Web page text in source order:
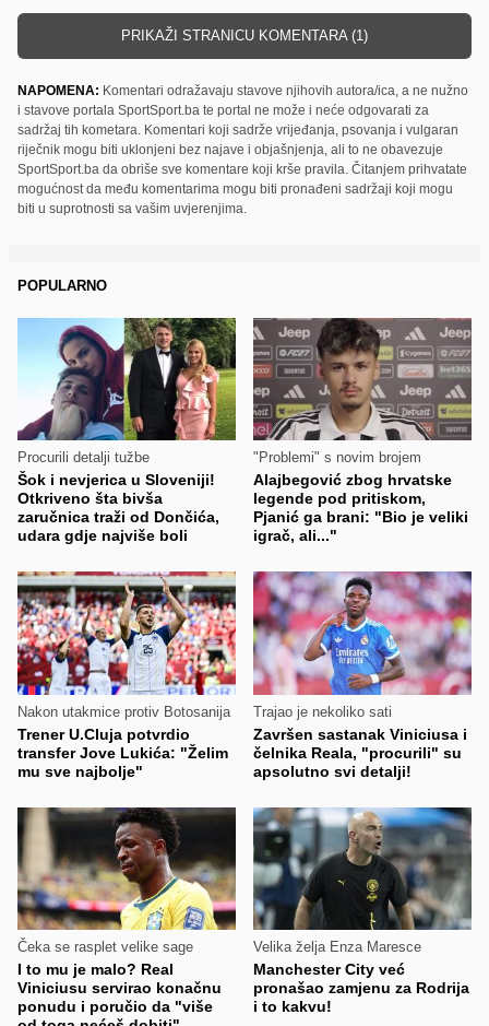
PRIKAŽI STRANICU KOMENTARA (1)
NAPOMENA: Komentari odražavaju stavove njihovih autora/ica, a ne nužno
i stavove portala SportSport.ba te portal ne može i neće odgovarati za
sadržaj tih kometara. Komentari koji sadrže vrijeđanja, psovanja i vulgaran
riječnik mogu biti uklonjeni bez najave i objašnjenja, ali to ne obavezuje
SportSport.ba da obriše sve komentare koji krše pravila. Čitanjem prihvatate
mogućnost da među komentarima mogu biti pronađeni sadržaji koji mogu
biti u suprotnosti sa vašim uvjerenjima.
POPULARNO
Procurili detalji tužbe
Šok i nevjerica u Sloveniji!
Otkriveno šta bivša
zaručnica traži od Dončića,
udara gdje najviše boli
"Problemi" s novim brojem
Alajbegović zbog hrvatske
legende pod pritiskom,
Pjanić ga brani: "Bio je veliki
igrač, ali..."
Nakon utakmice protiv Botosanija
Trener U.Cluja potvrdio
transfer Jove Lukića: "Želim
mu sve najbolje"
Trajao je nekoliko sati
Završen sastanak Viniciusa i
čelnika Reala, "procurili" su
apsolutno svi detalji!
Čeka se rasplet velike sage
I to mu je malo? Real
Viniciusu servirao konačnu
ponudu i poručio da "više
Velika želja Enza Maresce
Manchester City već
pronašao zamjenu za Rodrija
i to kakvu!